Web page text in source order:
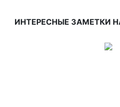
ИНТЕРЕСНЫЕ ЗАМЕТКИ